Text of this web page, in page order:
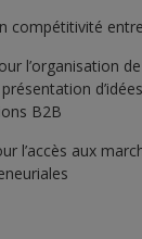
compétitivité
l’organisation
B2B
l’accès aux